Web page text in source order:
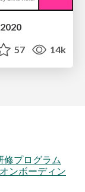
57 14k
修プログラム
ンボーディン